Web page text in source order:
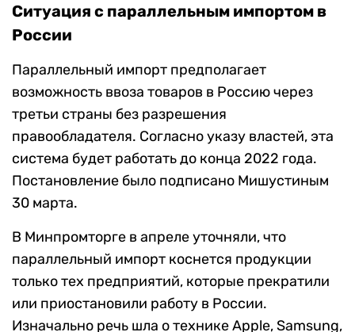
Ситуация с параллельным импортом в
России
Параллельный импорт предполагает
возможность ввоза товаров в Россию через
третьи страны без разрешения
правообладателя. Согласно указу властей, эта
система будет работать до конца 2022 года.
Постановление было подписано Мишустиным
30 марта.
В Минпромторге в апреле уточняли, что
параллельный импорт коснется продукции
только тех предприятий, которые прекратили
или приостановили работу в России.
Изначально речь шла о технике Apple, Samsung,